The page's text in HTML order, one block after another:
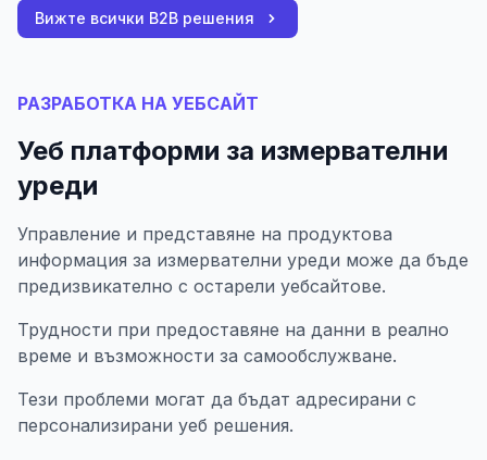
Вижте всички B2B решения
РАЗРАБОТКА НА УЕБСАЙТ
Уеб платформи за измервателни
уреди
Управление и представяне на продуктова
информация за измервателни уреди може да бъде
предизвикателно с остарели уебсайтове.
Трудности при предоставяне на данни в реално
време и възможности за самообслужване.
Тези проблеми могат да бъдат адресирани с
персонализирани уеб решения.